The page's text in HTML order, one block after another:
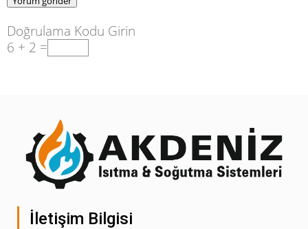
Doğrulama Kodu Girin
6 + 2 =
İletişim Bilgisi